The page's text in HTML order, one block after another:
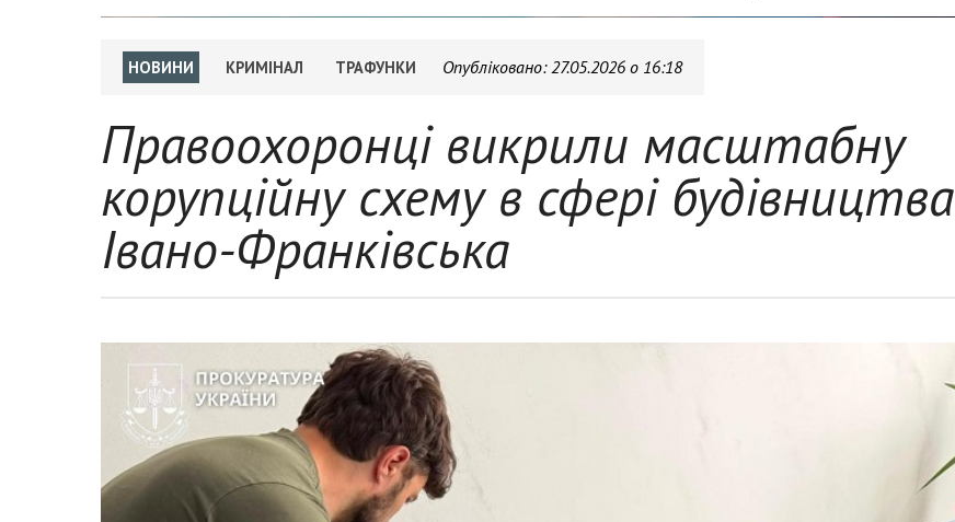
НОВИНИ КРИМІНАЛ ТРАФУНКИ Опубліковано:27.05.2026 о 16:18
Правоохоронці викрили масштабну
корупційну схему в сфері будівництва
Івано-Франківська